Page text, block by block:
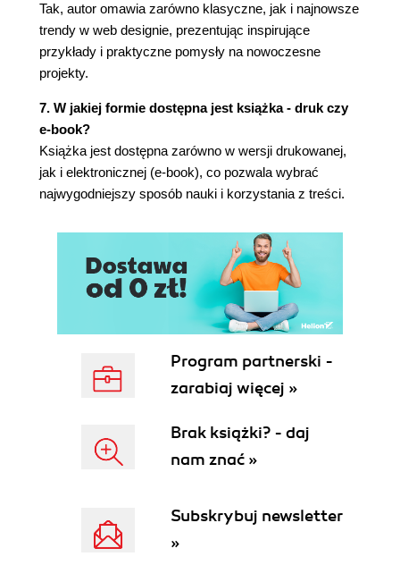
Punkt (98)
Linia (99)
Figury (100)
Obrót (104)
Objętość i głębia (107)
Perspektywa (107)
Proporcje (108)
Deseń (111)
Podstarzały, znoszony, nostalgiczny styl
(116)
Czysto-ziarnisto (119)
Własnoręcznie zrobiony album (121)
Kapryśny styl kreskówkowy (122)
Tekstura minimalistyczna (124)
Wyznaczanie nowych trendów (126)
Rozdział 4. Typografia (129)
Samodzielne hostowanie fontów (133)
Hosting fontów (134)
Tak, autor omawia zarówno klasyczne, jak i najnowsze
trendy w web designie, prezentując inspirujące
przykłady i praktyczne pomysły na nowoczesne
projekty.
7. W jakiej formie dostępna jest książka - druk czy
e-book?
Książka jest dostępna zarówno w wersji drukowanej,
jak i elektronicznej (e-book), co pozwala wybrać
najwygodniejszy sposób nauki i korzystania z treści.
Program partnerski -
zarabiaj więcej »
Brak książki? - daj
nam znać »
Subskrybuj newsletter
»